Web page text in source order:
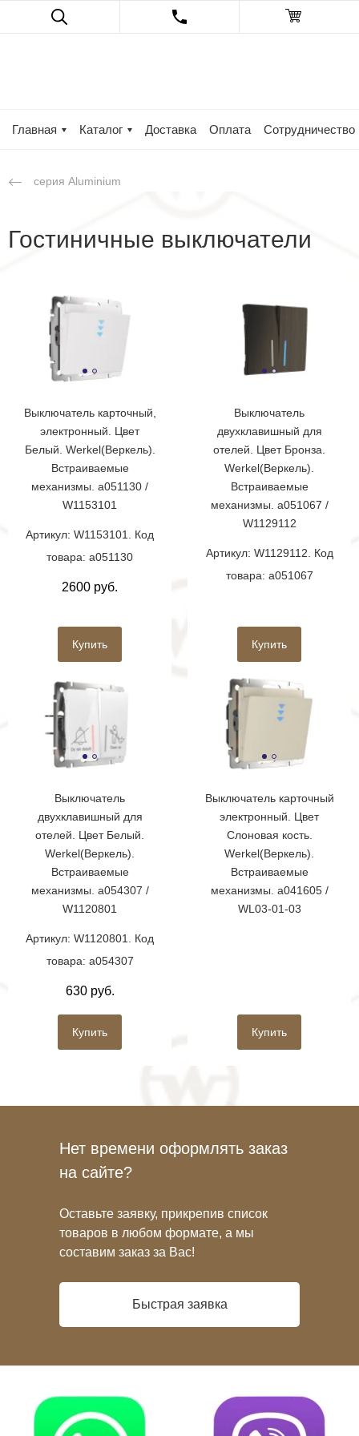
Главная Каталог Доставка Оплата Сотрудничество
серия Aluminium
Гостиничные выключатели
Выключатель карточный,
электронный. Цвет
Белый. Werkel(Веркель).
Встраиваемые
механизмы. a051130 /
W1153101
Артикул: W1153101. Код
товара: a051130
2600 руб.
Купить
Выключатель
двухклавишный для
отелей. Цвет Бронза.
Werkel(Веркель).
Встраиваемые
механизмы. a051067 /
W1129112
Артикул: W1129112. Код
товара: a051067
Купить
Выключатель
двухклавишный для
отелей. Цвет Белый.
Werkel(Веркель).
Встраиваемые
механизмы. a054307 /
W1120801
Артикул: W1120801. Код
товара: a054307
630 руб.
Купить
Выключатель карточный
электронный. Цвет
Слоновая кость.
Werkel(Веркель).
Встраиваемые
механизмы. a041605 /
WL03-01-03
Купить
Нет времени оформлять заказ
на сайте?
Оставьте заявку, прикрепив список
товаров в любом формате, а мы
составим заказ за Вас!
Быстрая заявка